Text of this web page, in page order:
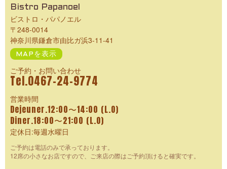
Bistro Papanoel
ビストロ・パパノエル
〒248-0014
神奈川県鎌倉市由比ガ浜3-11-41
MAPを表示
ご予約・お問い合わせ
Tel.0467-24-9774
営業時間
Dejeuner.12:00〜14:00 (L.O)
Diner.18:00〜21:00 (L.O)
定休日:毎週水曜日
ご予約は電話のみで承っております。
12席の小さなお店ですので、ご来店の際はご予約頂けると確実です。